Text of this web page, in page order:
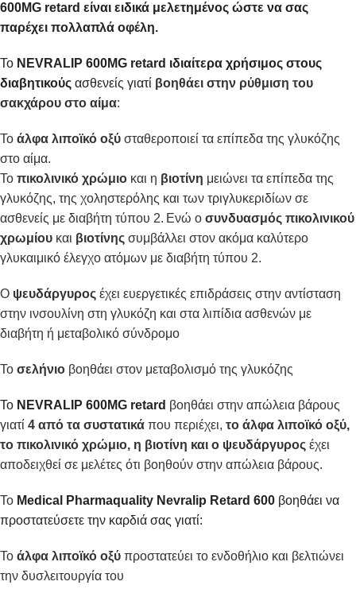
600MG retard είναι ειδικά μελετημένος ώστε να σας
παρέχει πολλαπλά οφέλη.
Το NEVRALIP 600MG retard ιδιαίτερα χρήσιμος στους
διαβητικούς ασθενείς γιατί βοηθάει στην ρύθμιση του
σακχάρου στο αίμα:
Το άλφα λιποϊκό οξύ σταθεροποιεί τα επίπεδα της γλυκόζης
στο αίμα.
Το πικολινικό χρώμιο και η βιοτίνη μειώνει τα επίπεδα της
γλυκόζης, της χοληστερόλης και των τριγλυκεριδίων σε
ασθενείς με διαβήτη τύπου 2. Ενώ ο συνδυασμός πικολινικού
χρωμίου και βιοτίνης συμβάλλει στον ακόμα καλύτερο
γλυκαιμικό έλεγχο ατόμων με διαβήτη τύπου 2.
Ο ψευδάργυρος έχει ευεργετικές επιδράσεις στην αντίσταση
στην ινσουλίνη στη γλυκόζη και στα λιπίδια ασθενών με
διαβήτη ή μεταβολικό σύνδρομο
Το σελήνιο βοηθάει στον μεταβολισμό της γλυκόζης
Το NEVRALIP 600MG retard βοηθάει στην απώλεια βάρους
γιατί 4 από τα συστατικά που περιέχει, το άλφα λιποϊκό οξύ,
το πικολινικό χρώμιο, η βιοτίνη και ο ψευδάργυρος έχει
αποδειχθεί σε μελέτες ότι βοηθούν στην απώλεια βάρους.
Το Medical Pharmaquality Nevralip Retard 600 βοηθάει να
προστατεύσετε την καρδιά σας γιατί:
Το άλφα λιποϊκό οξύ προστατεύει το ενδοθήλιο και βελτιώνει
την δυσλειτουργία του